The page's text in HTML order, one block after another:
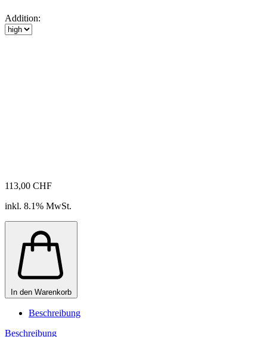
Addition:
113,00 CHF
inkl. 8.1% MwSt.
In den Warenkorb
Beschreibung
Beschreibung